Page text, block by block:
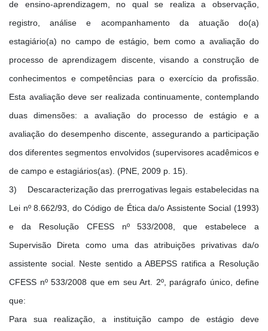
de ensino-aprendizagem, no qual se realiza a observação,
registro, análise e acompanhamento da atuação do(a)
estagiário(a) no campo de estágio, bem como a avaliação do
processo de aprendizagem discente, visando a construção de
conhecimentos e competências para o exercício da profissão.
Esta avaliação deve ser realizada continuamente, contemplando
duas dimensões: a avaliação do processo de estágio e a
avaliação do desempenho discente, assegurando a participação
dos diferentes segmentos envolvidos (supervisores acadêmicos e
de campo e estagiários(as). (PNE, 2009 p. 15).
3) Descaracterização das prerrogativas legais estabelecidas na
Lei nº 8.662/93, do Código de Ética da/o Assistente Social (1993)
e da Resolução CFESS nº 533/2008, que estabelece a
Supervisão Direta como uma das atribuições privativas da/o
assistente social. Neste sentido a ABEPSS ratifica a Resolução
CFESS nº 533/2008 que em seu Art. 2º, parágrafo único, define
que:
Para sua realização, a instituição campo de estágio deve